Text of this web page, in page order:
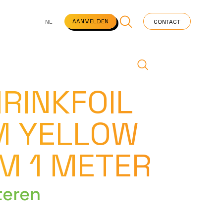
VEELGESTELDE VRAGEN STARTPAGINA NEWS
NL AANMELDEN CONTACT
YELLOW
1 METER